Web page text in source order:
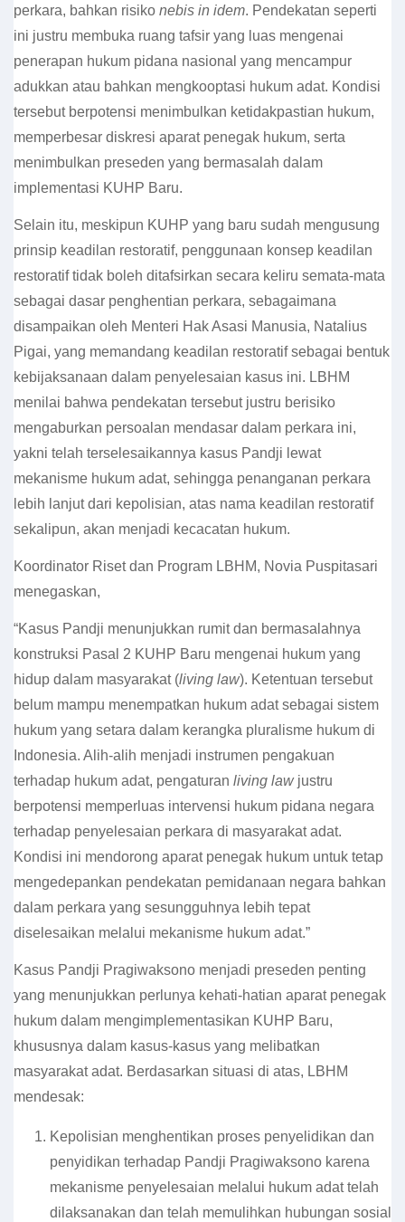
perkara, bahkan risiko nebis in idem. Pendekatan seperti
ini justru membuka ruang tafsir yang luas mengenai
penerapan hukum pidana nasional yang mencampur
adukkan atau bahkan mengkooptasi hukum adat. Kondisi
tersebut berpotensi menimbulkan ketidakpastian hukum,
memperbesar diskresi aparat penegak hukum, serta
menimbulkan preseden yang bermasalah dalam
implementasi KUHP Baru.
Selain itu, meskipun KUHP yang baru sudah mengusung
prinsip keadilan restoratif, penggunaan konsep keadilan
restoratif tidak boleh ditafsirkan secara keliru semata-mata
sebagai dasar penghentian perkara, sebagaimana
disampaikan oleh Menteri Hak Asasi Manusia, Natalius
Pigai, yang memandang keadilan restoratif sebagai bentuk
kebijaksanaan dalam penyelesaian kasus ini. LBHM
menilai bahwa pendekatan tersebut justru berisiko
mengaburkan persoalan mendasar dalam perkara ini,
yakni telah terselesaikannya kasus Pandji lewat
mekanisme hukum adat, sehingga penanganan perkara
lebih lanjut dari kepolisian, atas nama keadilan restoratif
sekalipun, akan menjadi kecacatan hukum.
Koordinator Riset dan Program LBHM, Novia Puspitasari
menegaskan,
“Kasus Pandji menunjukkan rumit dan bermasalahnya
konstruksi Pasal 2 KUHP Baru mengenai hukum yang
hidup dalam masyarakat (living law). Ketentuan tersebut
belum mampu menempatkan hukum adat sebagai sistem
hukum yang setara dalam kerangka pluralisme hukum di
Indonesia. Alih-alih menjadi instrumen pengakuan
terhadap hukum adat, pengaturan living lawjustru
berpotensi memperluas intervensi hukum pidana negara
terhadap penyelesaian perkara di masyarakat adat.
Kondisi ini mendorong aparat penegak hukum untuk tetap
mengedepankan pendekatan pemidanaan negara bahkan
dalam perkara yang sesungguhnya lebih tepat
diselesaikan melalui mekanisme hukum adat.”
Kasus Pandji Pragiwaksono menjadi preseden penting
yang menunjukkan perlunya kehati-hatian aparat penegak
hukum dalam mengimplementasikan KUHP Baru,
khususnya dalam kasus-kasus yang melibatkan
masyarakat adat. Berdasarkan situasi di atas, LBHM
mendesak:
Kepolisian menghentikan proses penyelidikan dan
penyidikan terhadap Pandji Pragiwaksono karena
mekanisme penyelesaian melalui hukum adat telah
dilaksanakan dan telah memulihkan hubungan sosial